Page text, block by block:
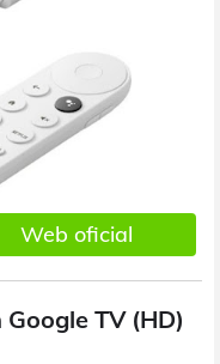
Web oficial
Google TV (HD)